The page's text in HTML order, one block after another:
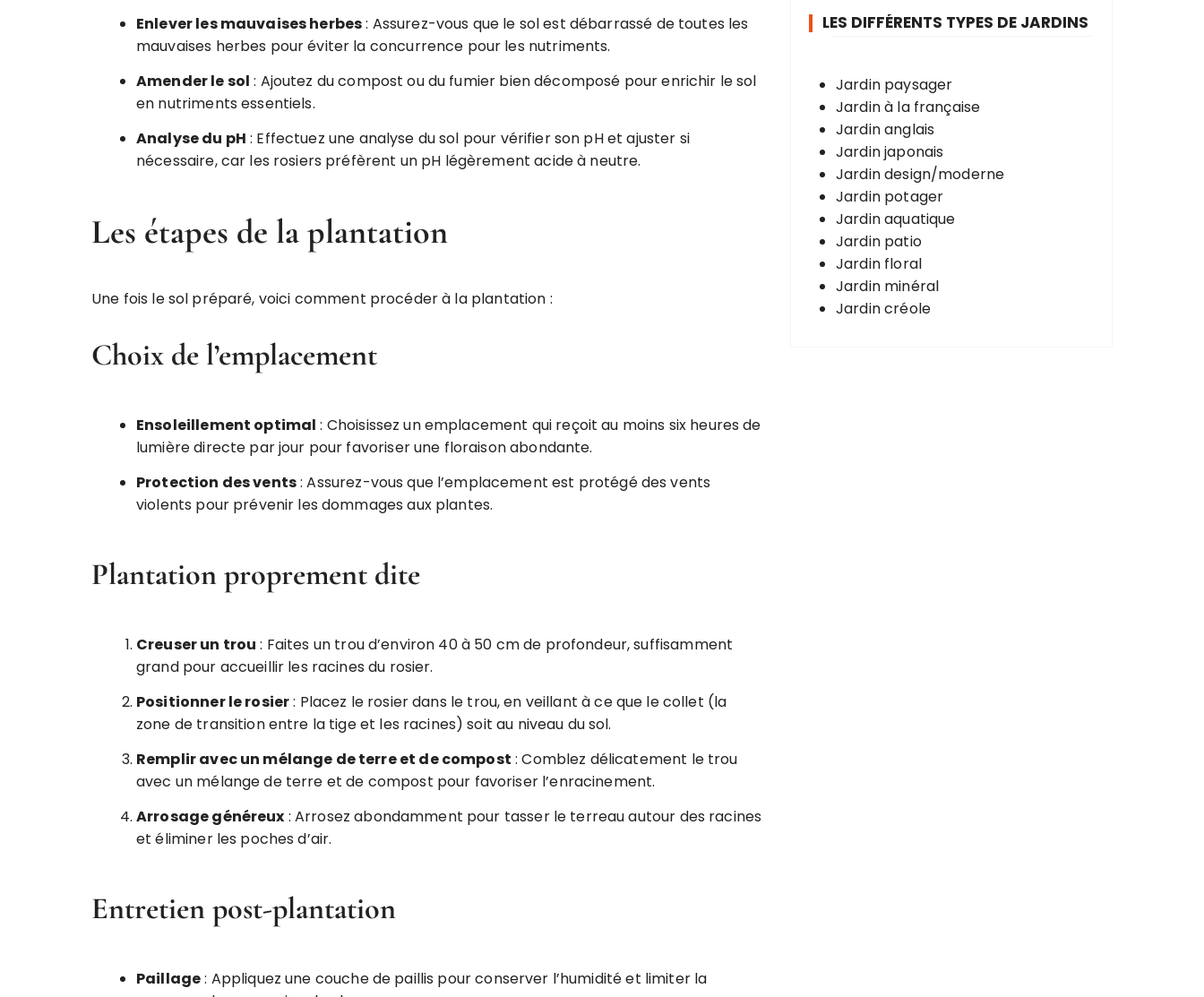
Enlever les mauvaises herbes: Assurez-vous que le sol est débarrassé de toutes les
mauvaises herbes pour éviter la concurrence pour les nutriments.
Amender le sol : Ajoutez du compost ou du fumier bien décomposé pour enrichir le sol
en nutriments essentiels.
Analyse du pH : Effectuez une analyse du sol pour vérifier son pH et ajuster si
nécessaire, car les rosiers préfèrent un pH légèrement acide à neutre.
Les étapes de la plantation
Une fois le sol préparé, voici comment procéder à la plantation :
Choix de l’emplacement
Ensoleillement optimal : Choisissez un emplacement qui reçoit au moins six heures de
lumière directe par jour pour favoriser une floraison abondante.
Protection des vents: Assurez-vous que l’emplacement est protégé des vents
violents pour prévenir les dommages aux plantes.
Plantation proprement dite
Creuser un trou : Faites un trou d’environ 40 à 50 cm de profondeur, suffisamment
grand pour accueillir les racines du rosier.
Positionner le rosier: Placez le rosier dans le trou, en veillant à ce que le collet (la
zone de transition entre la tige et les racines) soit au niveau du sol.
Remplir avec un mélange de terre et de compost : Comblez délicatement le trou
avec un mélange de terre et de compost pour favoriser l’enracinement.
Arrosage généreux : Arrosez abondamment pour tasser le terreau autour des racines
et éliminer les poches d’air.
Entretien post-plantation
Paillage: Appliquez une couche de paillis pour conserver l’humidité et limiter la
LES DIFFÉRENTS TYPES DE JARDINS
Jardin paysager
Jardin à la française
Jardin anglais
Jardin japonais
Jardin design/moderne
Jardin potager
Jardin aquatique
Jardin patio
Jardin floral
Jardin minéral
Jardin créole